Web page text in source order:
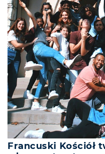
Francuski Kościół